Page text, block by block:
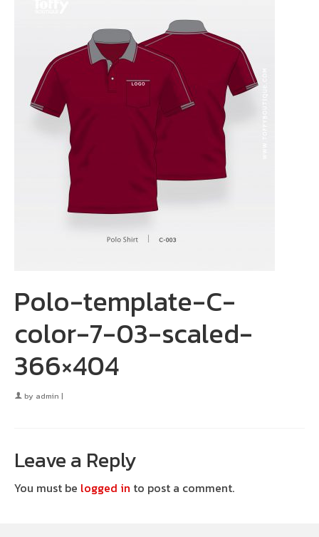
Polo-template-C-
color-7-03-scaled-
366×404
by admin |
Leave a Reply
You must be logged in to post a comment.